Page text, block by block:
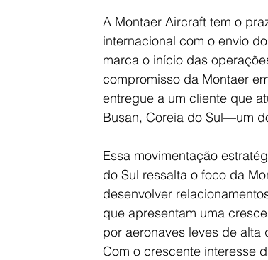
A Montaer Aircraft tem o
internacional com o envio
marca o início das
compromisso da Montaer
entregue a um cliente que
Busan, Coreia do Sul—um
Essa movimentação
do Sul ressalta o foco da
desenvolver
que apresentam uma
por aeronaves leves de alta
Com o crescente interesse